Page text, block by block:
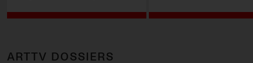
ARTTV DOSSIERS